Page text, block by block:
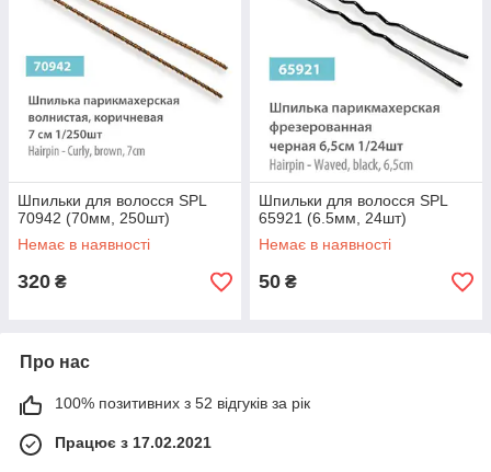
Шпильки для волосся SPL
70942 (70мм, 250шт)
Немає в наявності
320 ₴
Шпильки для волосся SPL
65921 (6.5мм, 24шт)
Немає в наявності
50 ₴
Про нас
100% позитивних з 52 відгуків за рік
Працює з 17.02.2021